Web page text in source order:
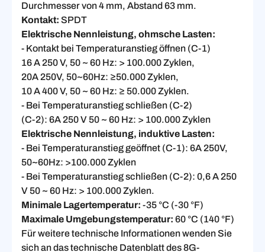
Durchmesser von 4 mm, Abstand 63 mm.
Kontakt: SPDT
Elektrische Nennleistung, ohmsche Lasten:
- Kontakt bei Temperaturanstieg öffnen (C-1)
16 A 250 V, 50 ~ 60 Hz: > 100.000 Zyklen,
20A 250V, 50~60Hz: ≥50.000 Zyklen,
10 A 400 V, 50 ~ 60 Hz: ≥ 50.000 Zyklen.
- Bei Temperaturanstieg schließen (C-2)
(C-2): 6A 250 V 50 ~ 60 Hz: > 100.000 Zyklen
Elektrische Nennleistung, induktive Lasten:
- Bei Temperaturanstieg geöffnet (C-1): 6A 250V,
50~60Hz: >100.000 Zyklen
- Bei Temperaturanstieg schließen (C-2): 0,6 A 250
V 50 ~ 60 Hz: > 100.000 Zyklen.
Minimale Lagertemperatur: -35 °C (-30 °F)
Maximale Umgebungstemperatur: 60 °C (140 °F)
Für weitere technische Informationen wenden Sie
sich an das technische Datenblatt des 8G-